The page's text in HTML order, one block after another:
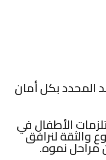
بكل أمان
الأطفال في
والثقة لنرافق
نموه.